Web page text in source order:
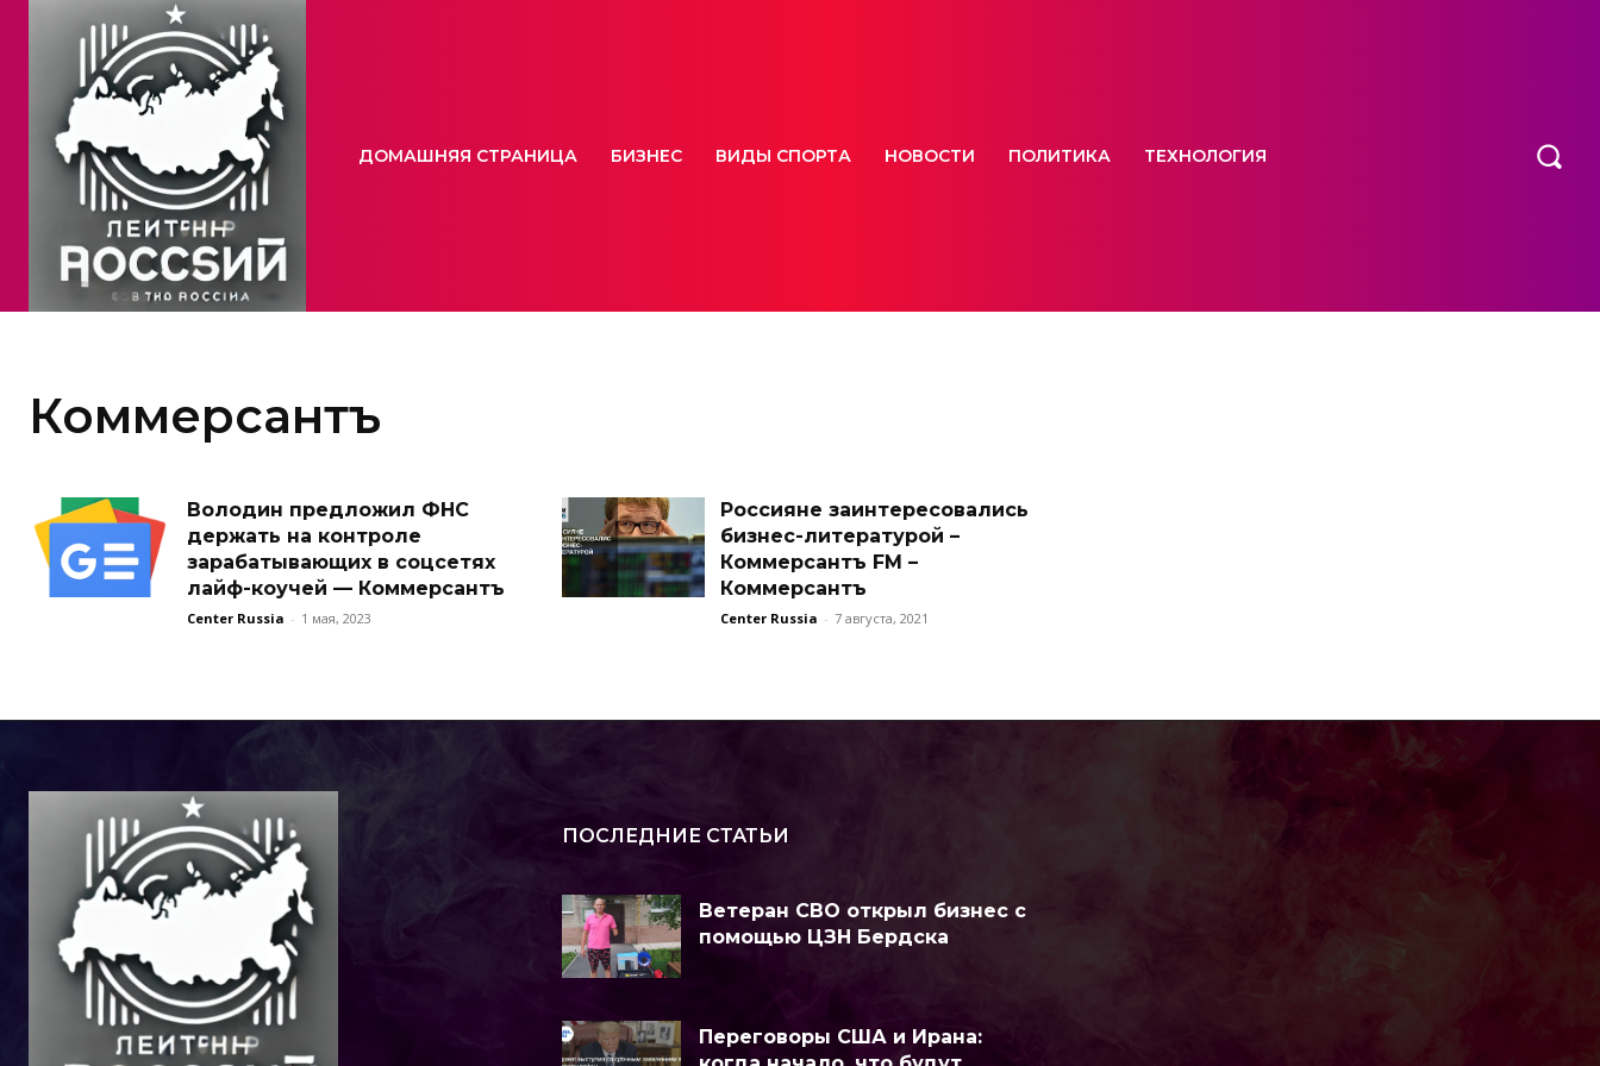
ДОМАШНЯЯ СТРАНИЦА БИЗНЕС ВИДЫ СПОРТА НОВОСТИ ПОЛИТИКА ТЕХНОЛОГИЯ
Коммерсантъ
Володин предложил ФНС
держать на контроле
зарабатывающих в соцсетях
лайф-коучей — Коммерсантъ
Center Russia - 1 мая, 2023
Россияне заинтересовались
бизнес-литературой –
Коммерсантъ FM –
Коммерсантъ
Center Russia - 7 августа, 2021
ПОСЛЕДНИЕ СТАТЬИ
Ветеран СВО открыл бизнес с
помощью ЦЗН Бердска
Переговоры США и Ирана: